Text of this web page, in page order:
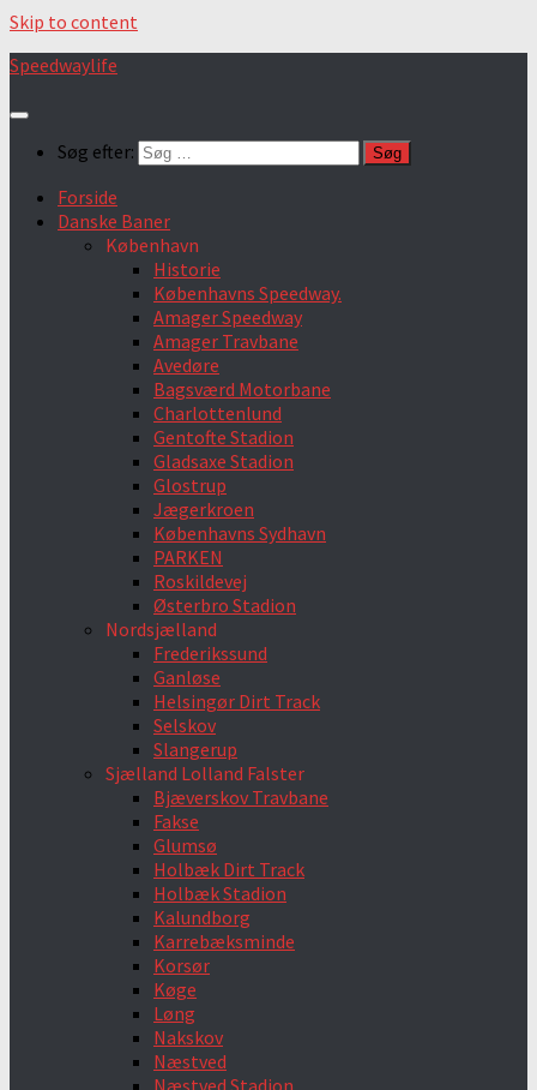
Skip to content
Speedwaylife
Søg efter:
Forside
Danske Baner
København
Historie
Københavns Speedway.
Amager Speedway
Amager Travbane
Avedøre
Bagsværd Motorbane
Charlottenlund
Gentofte Stadion
Gladsaxe Stadion
Glostrup
Jægerkroen
Københavns Sydhavn
PARKEN
Roskildevej
Østerbro Stadion
Nordsjælland
Frederikssund
Ganløse
Helsingør Dirt Track
Selskov
Slangerup
Sjælland Lolland Falster
Bjæverskov Travbane
Fakse
Glumsø
Holbæk Dirt Track
Holbæk Stadion
Kalundborg
Karrebæksminde
Korsør
Køge
Løng
Nakskov
Næstved
Næstved Stadion